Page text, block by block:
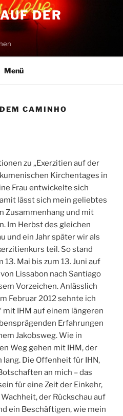
DER
Menü
CAMINHO
zu „Exerzitien auf der
Kirchentages in
Frau entwickelte sich
lässt sich mein geliebtes
Zusammenhang und mit
Im Herbst des gleichen
und ein Jahr später wir als
teil. So stand
Mai bis zum 13. Juni auf
Lissabon nach Santiago
Vorzeichen. Anlässlich
Februar 2012 sehnte ich
mit IHM auf einem längeren
Erfahrungen
Jakobsweg. Wie in
Weg gehen mit IHM, der
lang. Die Offenheit für IHN,
an mich – das
für eine Zeit der Einkehr,
der Rückschau auf
ein Beschäftigen, wie mein